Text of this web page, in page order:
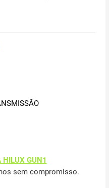
HILUX GUN1
sem compromisso.